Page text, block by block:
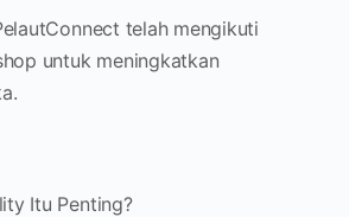
telah mengikuti
untuk meningkatkan
Itu Penting?